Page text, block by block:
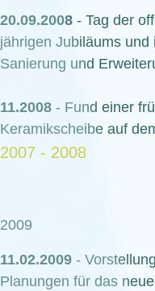
20.09.2008 - Tag der
jährigen Jubiläums
Sanierung und
11.2008 - Fund einer
Keramikscheibe auf
2007 - 2008
2009
11.02.2009 -
Planungen für das